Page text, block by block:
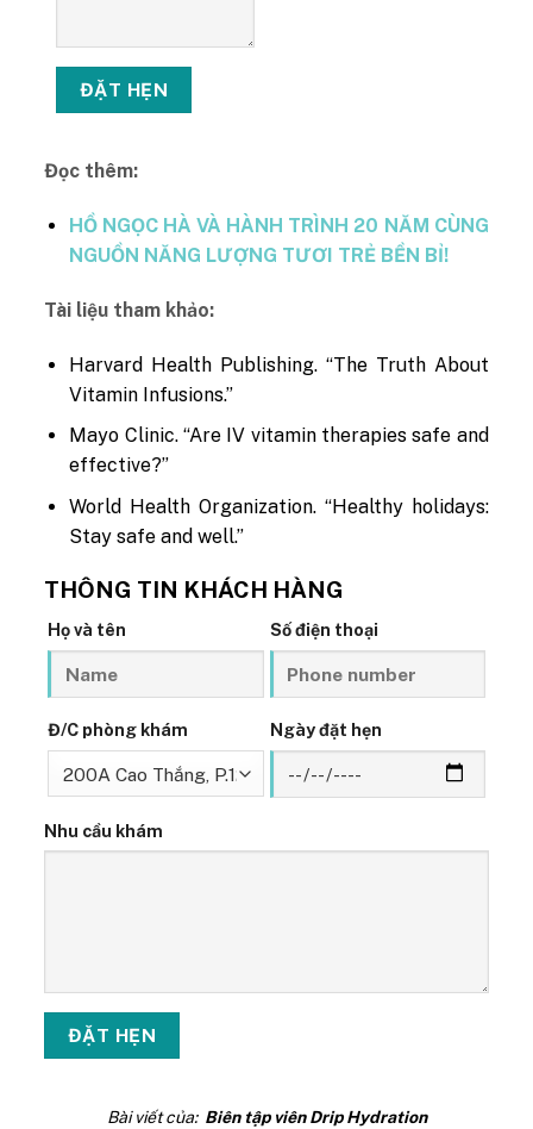
Đọc thêm:
HỒ NGỌC HÀ VÀ HÀNH TRÌNH 20 NĂM CÙNG
NGUỒN NĂNG LƯỢNG TƯƠI TRẺ BỀN BỈ!
Tài liệu tham khảo:
Harvard Health Publishing. “The Truth About
Vitamin Infusions.”
Mayo Clinic. “Are IV vitamin therapies safe and
effective?”
World Health Organization. “Healthy holidays:
Stay safe and well.”
THÔNG TIN KHÁCH HÀNG
Họ và tên Số điện thoại
Đ/C phòng khám Ngày đặt hẹn
Nhu cầu khám
Bài viết của: Biên tập viên Drip Hydration